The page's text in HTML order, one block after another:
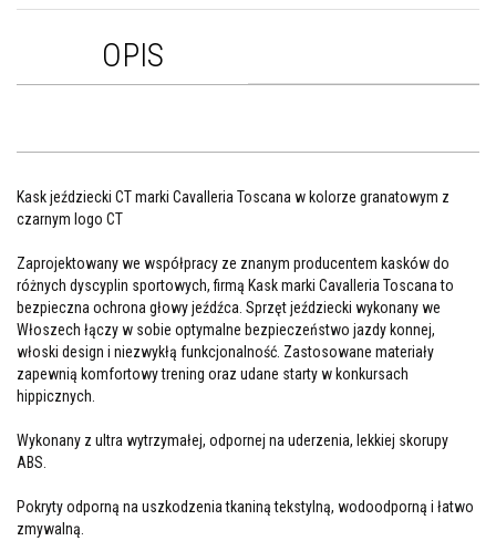
OPIS
Kask jeździecki CT marki Cavalleria Toscana w kolorze granatowym z
czarnym logo CT
Zaprojektowany we współpracy ze znanym producentem kasków do
różnych dyscyplin sportowych, firmą Kask marki Cavalleria Toscana to
bezpieczna ochrona głowy jeźdźca. Sprzęt jeździecki wykonany we
Włoszech łączy w sobie optymalne bezpieczeństwo jazdy konnej,
włoski design i niezwykłą funkcjonalność. Zastosowane materiały
zapewnią komfortowy trening oraz udane starty w konkursach
hippicznych.
Wykonany z ultra wytrzymałej, odpornej na uderzenia, lekkiej skorupy
ABS.
Pokryty odporną na uszkodzenia tkaniną tekstylną, wodoodporną i łatwo
zmywalną.